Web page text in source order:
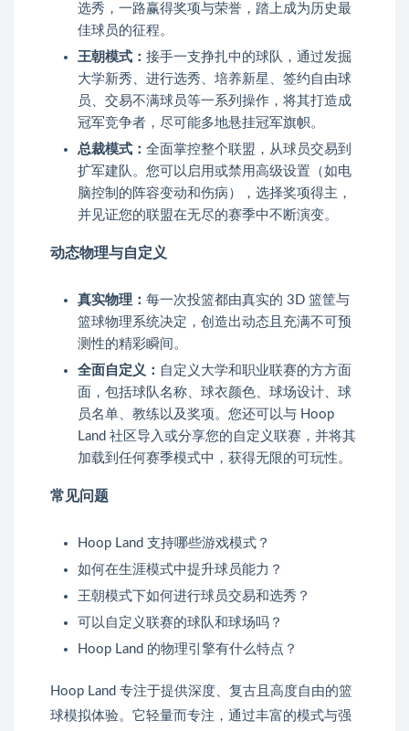
选秀，一路赢得奖项与荣誉，踏上成为历史最
佳球员的征程。
王朝模式： 接手一支挣扎中的球队，通过发掘
大学新秀、进行选秀、培养新星、签约自由球
员、交易不满球员等一系列操作，将其打造成
冠军竞争者，尽可能多地悬挂冠军旗帜。
总裁模式： 全面掌控整个联盟，从球员交易到
扩军建队。您可以启用或禁用高级设置（如电
脑控制的阵容变动和伤病），选择奖项得主，
并见证您的联盟在无尽的赛季中不断演变。
动态物理与自定义
真实物理： 每一次投篮都由真实的 3D 篮筐与
篮球物理系统决定，创造出动态且充满不可预
测性的精彩瞬间。
全面自定义： 自定义大学和职业联赛的方方面
面，包括球队名称、球衣颜色、球场设计、球
员名单、教练以及奖项。您还可以与 Hoop
Land 社区导入或分享您的自定义联赛，并将其
加载到任何赛季模式中，获得无限的可玩性。
常见问题
Hoop Land 支持哪些游戏模式？
如何在生涯模式中提升球员能力？
王朝模式下如何进行球员交易和选秀？
可以自定义联赛的球队和球场吗？
Hoop Land 的物理引擎有什么特点？
Hoop Land 专注于提供深度、复古且高度自由的篮
球模拟体验。它轻量而专注，通过丰富的模式与强